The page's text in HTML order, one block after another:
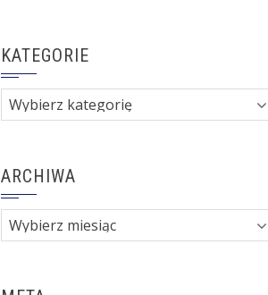
KATEGORIE
Kategorie
ARCHIWA
Archiwa